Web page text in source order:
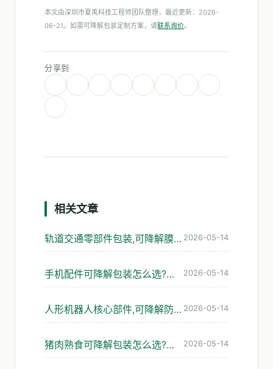
本文由深圳市夏禹科技工程师团队整理，最近更新：2026-
06-21。如需可降解包装定制方案，请联系询价。
分享到
相关文章
轨道交通零部件包装,可降解膜与缓冲怎么选才不出问题 2026-05-14
手机配件可降解包装怎么选?防静电与防潮的平衡 2026-05-14
人形机器人核心部件,可降解防静电包装怎么选 2026-05-14
猪肉熟食可降解包装怎么选?四种工况避坑指南 2026-05-14